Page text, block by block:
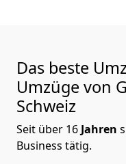
Das beste
Umzüge von
Schweiz
Seit über 16 Jahren
Business tätig.